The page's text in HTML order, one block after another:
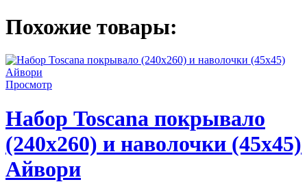
Похожие товары:
Просмотр
Набор Toscana покрывало
(240x260) и наволочки (45x45)
Айвори